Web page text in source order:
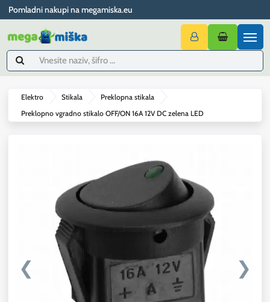
Pomladni nakupi na megamiska.eu
Elektro Stikala
Preklopna stikala
Preklopno vgradno stikalo OFF/ON 16A 12V DC zelena LED
❮ ❯